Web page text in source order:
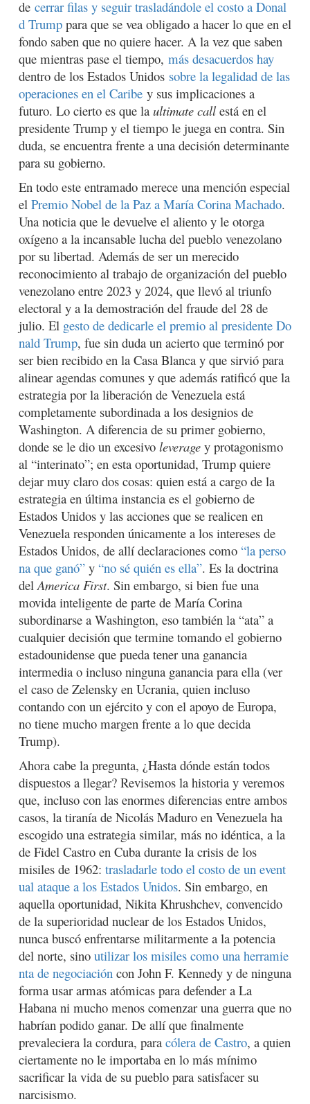
de cerrar filas y seguir trasladándole el costo a Donal
d Trump para que se vea obligado a hacer lo que en el
fondo saben que no quiere hacer. A la vez que saben
que mientras pase el tiempo, más desacuerdos hay
dentro de los Estados Unidos sobre la legalidad de las
operaciones en el Caribe y sus implicaciones a
futuro. Lo cierto es que la ultimate call está en el
presidente Trump y el tiempo le juega en contra. Sin
duda, se encuentra frente a una decisión determinante
para su gobierno.
En todo este entramado merece una mención especial
el Premio Nobel de la Paz a María Corina Machado.
Una noticia que le devuelve el aliento y le otorga
oxígeno a la incansable lucha del pueblo venezolano
por su libertad. Además de ser un merecido
reconocimiento al trabajo de organización del pueblo
venezolano entre 2023 y 2024, que llevó al triunfo
electoral y a la demostración del fraude del 28 de
julio. El gesto de dedicarle el premio al presidente Do
nald Trump, fue sin duda un acierto que terminó por
ser bien recibido en la Casa Blanca y que sirvió para
alinear agendas comunes y que además ratificó que la
estrategia por la liberación de Venezuela está
completamente subordinada a los designios de
Washington. A diferencia de su primer gobierno,
donde se le dio un excesivo leverage y protagonismo
al “interinato”; en esta oportunidad, Trump quiere
dejar muy claro dos cosas: quien está a cargo de la
estrategia en última instancia es el gobierno de
Estados Unidos y las acciones que se realicen en
Venezuela responden únicamente a los intereses de
Estados Unidos, de allí declaraciones como “la perso
na que ganó” y “no sé quién es ella”. Es la doctrina
delAmerica First. Sin embargo, si bien fue una
movida inteligente de parte de María Corina
subordinarse a Washington, eso también la “ata” a
cualquier decisión que termine tomando el gobierno
estadounidense que pueda tener una ganancia
intermedia o incluso ninguna ganancia para ella (ver
el caso de Zelensky en Ucrania, quien incluso
contando con un ejército y con el apoyo de Europa,
no tiene mucho margen frente a lo que decida
Trump).
Ahora cabe la pregunta, ¿Hasta dónde están todos
dispuestos a llegar? Revisemos la historia y veremos
que, incluso con las enormes diferencias entre ambos
casos, la tiranía de Nicolás Maduro en Venezuela ha
escogido una estrategia similar, más no idéntica, a la
de Fidel Castro en Cuba durante la crisis de los
misiles de 1962: trasladarle todo el costo de un event
ual ataque a los Estados Unidos. Sin embargo, en
aquella oportunidad, Nikita Khrushchev, convencido
de la superioridad nuclear de los Estados Unidos,
nunca buscó enfrentarse militarmente a la potencia
del norte, sino utilizar los misiles como una herramie
nta de negociación con John F. Kennedy y de ninguna
forma usar armas atómicas para defender a La
Habana ni mucho menos comenzar una guerra que no
habrían podido ganar. De allí que finalmente
prevaleciera la cordura, para cólera de Castro, a quien
ciertamente no le importaba en lo más mínimo
sacrificar la vida de su pueblo para satisfacer su
narcisismo.